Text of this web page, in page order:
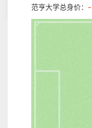
范亨大学总身价： -